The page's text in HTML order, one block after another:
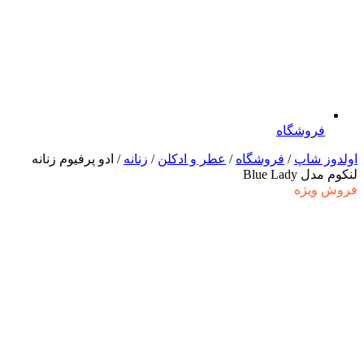
فروشگاه
اولدوز شاپ / فروشگاه / عطر و ادکلن / زنانه / ادو پرفیوم زنانه
لنکوم مدل Blue Lady
فروش ویژه